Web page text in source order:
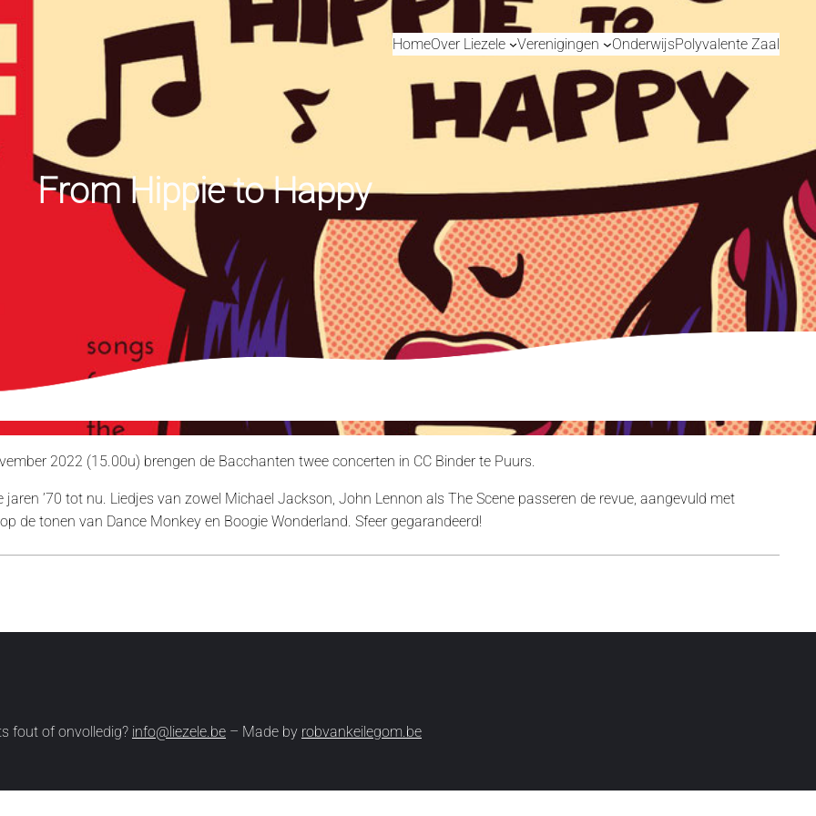
HomeOver Liezele Verenigingen OnderwijsPolyvalente Zaal
From Hippie to Happy
2022 (15.00u) brengen de Bacchanten twee concerten in CC Binder te Puurs.
’70 tot nu. Liedjes van zowel Michael Jackson, John Lennon als The Scene passeren de revue, aangevuld met
de tonen van Dance Monkey en Boogie Wonderland. Sfeer gegarandeerd!
fout of onvolledig? info@liezele.be – Made by robvankeilegom.be